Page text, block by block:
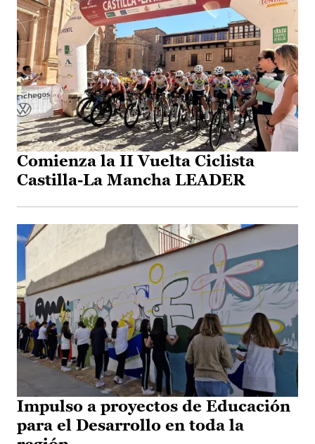
Comienza la II Vuelta Ciclista
Castilla-La Mancha LEADER
Impulso a proyectos de Educación
para el Desarrollo en toda la